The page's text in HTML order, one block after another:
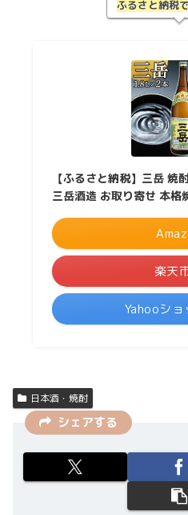
ふるさと納税
【ふるさと納税】三岳 焼
三岳酒造 お取り寄せ 本格
楽天
Yahooシ
日本酒・焼酎
シェアする